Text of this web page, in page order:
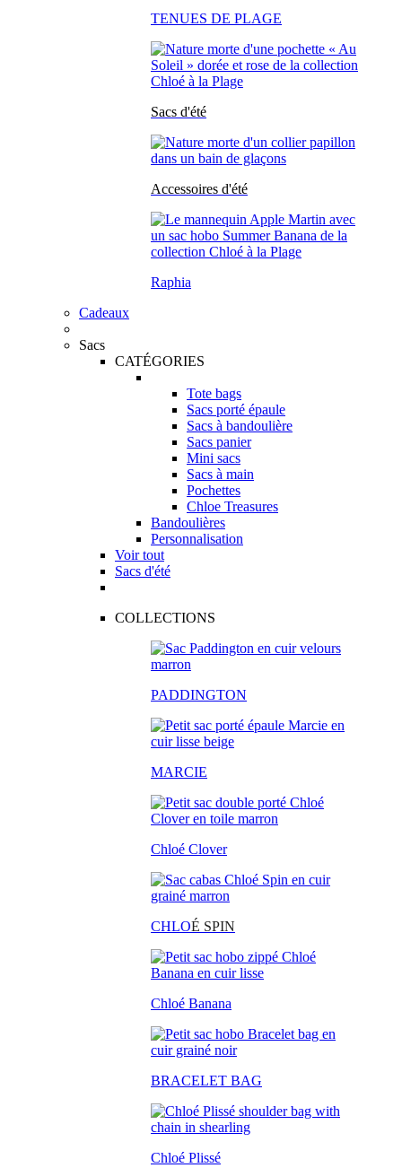
TENUES DE PLAGE
Sacs d'été
Accessoires d'été
Raphia
Cadeaux
Sacs
CATÉGORIES
Tote bags
Sacs porté épaule
Sacs à bandoulière
Sacs panier
Mini sacs
Sacs à main
Pochettes
Chloe Treasures
Bandoulières
Personnalisation
Voir tout
Sacs d'été
COLLECTIONS
PADDINGTON
MARCIE
Chloé Clover
CHLOÉ SPIN
Chloé Banana
BRACELET BAG
Chloé Plissé